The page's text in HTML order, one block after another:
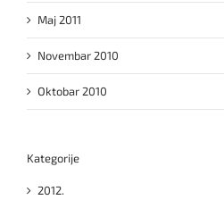
Maj 2011
Novembar 2010
Oktobar 2010
Kategorije
2012.